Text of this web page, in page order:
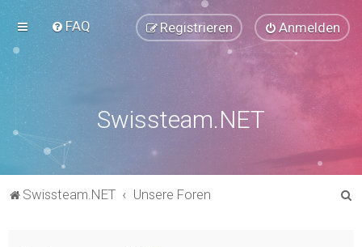
FAQ Anmelden
Registrieren
Swissteam.NET
Swissteam.NET Unsere Foren